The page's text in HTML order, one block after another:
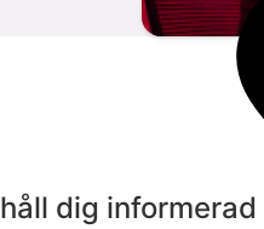
håll dig informerad